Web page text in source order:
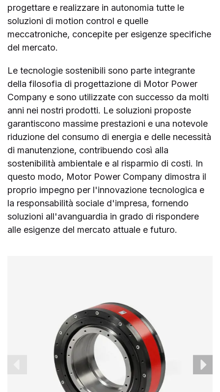
progettare e realizzare in autonomia tutte le
soluzioni di motion control e quelle
meccatroniche, concepite per esigenze specifiche
del mercato.
Le tecnologie sostenibili sono parte integrante
della filosofia di progettazione di Motor Power
Company e sono utilizzate con successo da molti
anni nei nostri prodotti. Le soluzioni proposte
garantiscono massime prestazioni e una notevole
riduzione del consumo di energia e delle necessità
di manutenzione, contribuendo così alla
sostenibilità ambientale e al risparmio di costi. In
questo modo, Motor Power Company dimostra il
proprio impegno per l'innovazione tecnologica e
la responsabilità sociale d'impresa, fornendo
soluzioni all'avanguardia in grado di rispondere
alle esigenze del mercato attuale e futuro.